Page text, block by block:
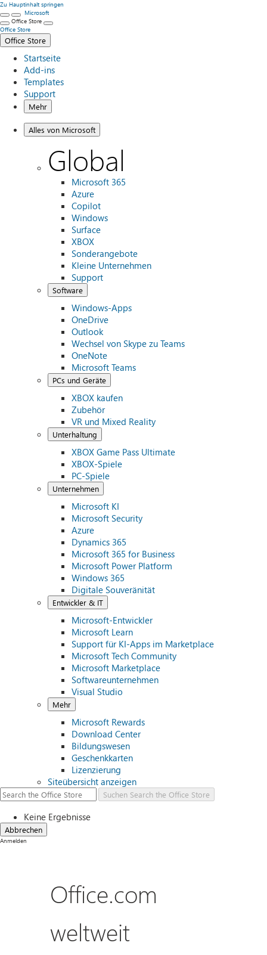
Zu Hauptinhalt springen
Microsoft
Office Store
Office Store
Office Store
Startseite
Add-ins
Templates
Support
Mehr
Alles von Microsoft
Global
Microsoft 365
Azure
Copilot
Windows
Surface
XBOX
Sonderangebote
Kleine Unternehmen
Support
Software
Windows-Apps
OneDrive
Outlook
Wechsel von Skype zu Teams
OneNote
Microsoft Teams
PCs und Geräte
XBOX kaufen
Zubehör
VR und Mixed Reality
Unterhaltung
XBOX Game Pass Ultimate
XBOX-Spiele
PC-Spiele
Unternehmen
Microsoft KI
Microsoft Security
Azure
Dynamics 365
Microsoft 365 for Business
Microsoft Power Platform
Windows 365
Digitale Souveränität
Entwickler & IT
Microsoft-Entwickler
Microsoft Learn
Support für KI-Apps im Marketplace
Microsoft Tech Community
Microsoft Marketplace
Softwareunternehmen
Visual Studio
Mehr
Microsoft Rewards
Download Center
Bildungswesen
Geschenkkarten
Lizenzierung
Siteübersicht anzeigen
Suchen Search the Office Store
Keine Ergebnisse
Abbrechen
Anmelden
Office.com
weltweit